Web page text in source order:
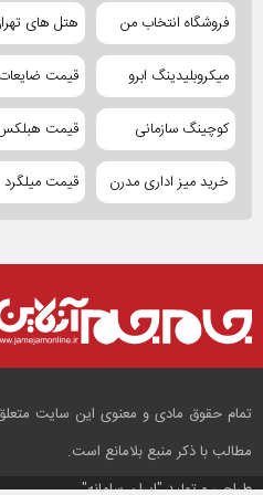
فروشگاه انتخاب من هتل های
میکروبلیدینگ ابرو قیمت
کوچینگ سازمانی قیمت
خرید میز اداری مدرن قیمت میلگرد
تمام حقوق مادی و معنوی این سایت
مطالب با ذکر منبع بلامانع است.
طراحی و تولید"ایران سامانه"